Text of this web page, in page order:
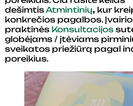
dešimtisAtmintinių, kur
konkrečios pagalbos.
praktinės Konsultacijos
globėjams / įtėviams
sveikatos priežiūrą pagal
poreikius.